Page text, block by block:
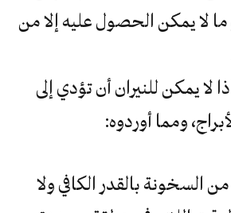
ما لا يمكن الحصول عليه إلا من
لا يمكن للنيران أن تؤدي إلى
ومما أوردوه:
من السخونة بالقدر الكافي ولا